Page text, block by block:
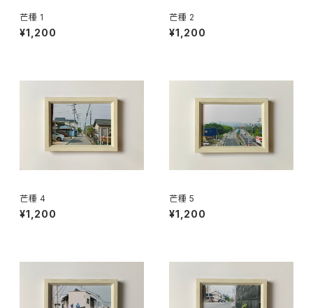
芒種 1
¥1,200
芒種 2
¥1,200
芒種 4
¥1,200
芒種 5
¥1,200